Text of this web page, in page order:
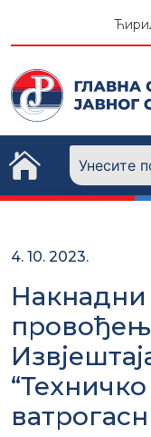
4. 10. 2023.